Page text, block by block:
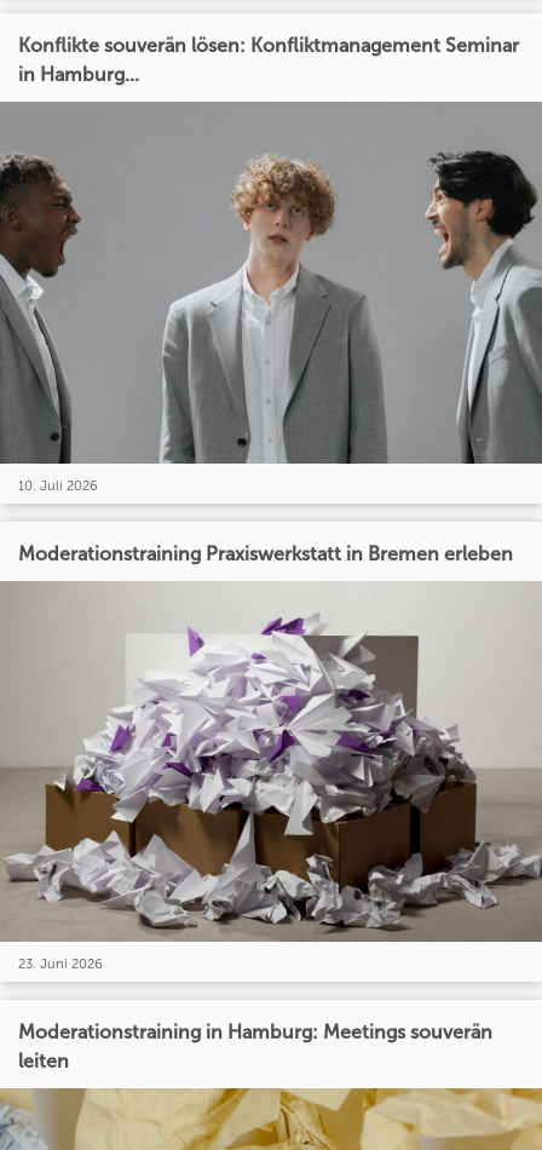
Konflikte souverän lösen: Konfliktmanagement Seminar
in Hamburg...
10. Juli 2026
Moderationstraining Praxiswerkstatt in Bremen erleben
23. Juni 2026
Moderationstraining in Hamburg: Meetings souverän
leiten